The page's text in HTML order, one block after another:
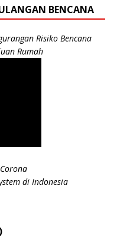
BENCANA
Risiko Bencana
Rumah
di Indonesia